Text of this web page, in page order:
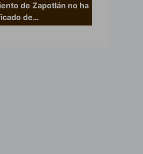
de Zapotlán no ha
de…